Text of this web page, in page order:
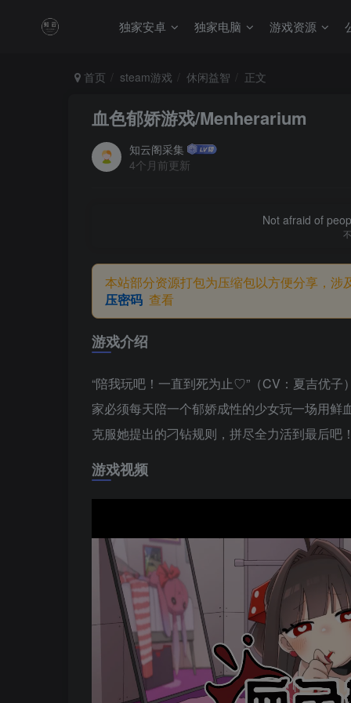
独家安卓 独家电脑 游戏资源
首页 steam游戏 休闲益智 正文
血色郁娇游戏/Menherarium
知云阁采集
4个月前更新
Not afraid of
本站部分资源打包为压缩包以方便分享，
压密码 查看
游戏介绍
“陪我玩吧！一直到死为止♡”（CV：夏吉优
家必须每天陪一个郁娇成性的少女玩一场用
克服她提出的刁钻规则，拼尽全力活到最后吧
游戏视频